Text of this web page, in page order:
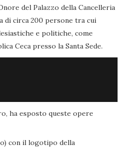
del Palazzo della Cancelleria
di circa 200 persone tra cui
e politiche, come
Ceca presso la Santa Sede.
ha esposto queste opere
con il logotipo della